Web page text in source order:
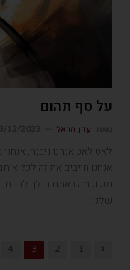
על סף תהום
עדן הראל
לאט לאט אנחנו ניבנה,
אנחנו חייבים את זה לכל
מושג מה באמת הולך
שלנו.
Previous
1
2
3
4